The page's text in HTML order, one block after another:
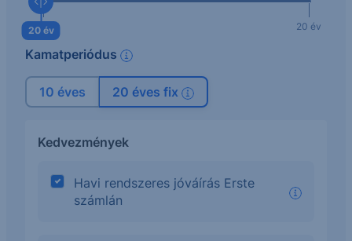
20 év
10 év 20 év
Kamatperiódus
10 éves 20 éves fix
Kedvezmények
Havi rendszeres jóváírás Erste
számlán